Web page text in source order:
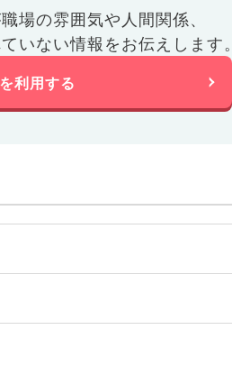
職場の雰囲気や人間関係、
いない情報をお伝えします。
利用する